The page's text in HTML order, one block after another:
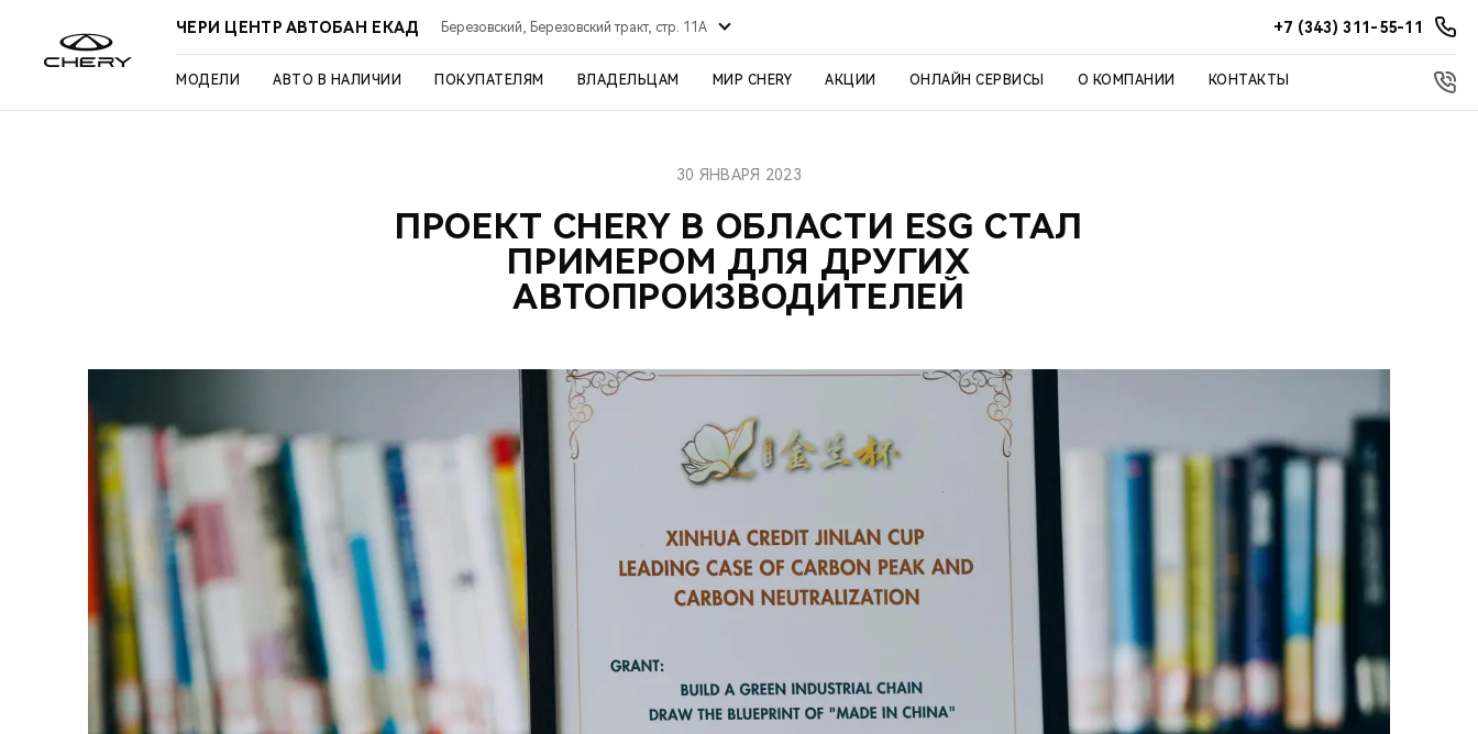
ЧЕРИ ЦЕНТР АВТОБАН ЕКАД Березовский, Березовский тракт, стр. 11А +7 (343) 311-55-11
МОДЕЛИ АВТО В НАЛИЧИИ ПОКУПАТЕЛЯМ ВЛАДЕЛЬЦАМ МИР CHERY АКЦИИ ОНЛАЙН СЕРВИСЫ О КОМПАНИИ КОНТАКТЫ
ПРОЕКТ CHERY В ОБЛАСТИ ESG СТАЛ
ПРИМЕРОМ ДЛЯ ДРУГИХ
АВТОПРОИЗВОДИТЕЛЕЙ
30 ЯНВАРЯ 2023